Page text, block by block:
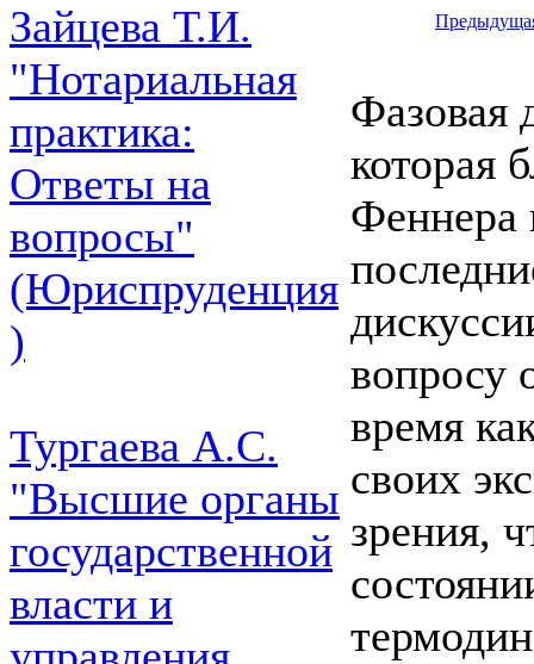
Зайцева Т.И.
"Нотариальная
практика:
Ответы на
вопросы"
(Юриспруденция
)
Тургаева А.С.
"Высшие органы
государственной
власти и
Фазовая
которая
Феннера
вопросу
время
своих
зрения,